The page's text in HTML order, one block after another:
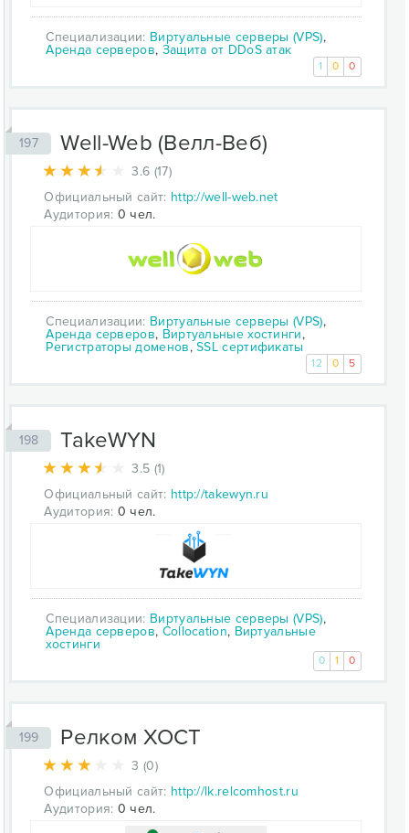
Специализации: Виртуальные серверы (VPS),
Аренда серверов, Защита от DDoS атак
1 0 0
197 Well-Web (Велл-Веб)
3.6 (17)
Официальный сайт: http://well-web.net
Аудитория: 0 чел.
Специализации: Виртуальные серверы (VPS),
Аренда серверов, Виртуальные хостинги,
Регистраторы доменов,SSL сертификаты
12 0 5
198 TakeWYN
3.5 (1)
Официальный сайт: http://takewyn.ru
Аудитория: 0 чел.
Специализации: Виртуальные серверы (VPS),
Аренда серверов, Collocation, Виртуальные
хостинги
0 1 0
199 Релком ХОСТ
3 (0)
Официальный сайт: http://lk.relcomhost.ru
Аудитория: 0 чел.